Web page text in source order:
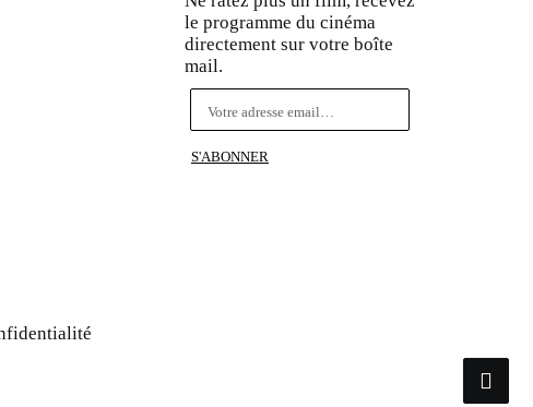
le programme du cinéma
directement sur votre boîte
mail.